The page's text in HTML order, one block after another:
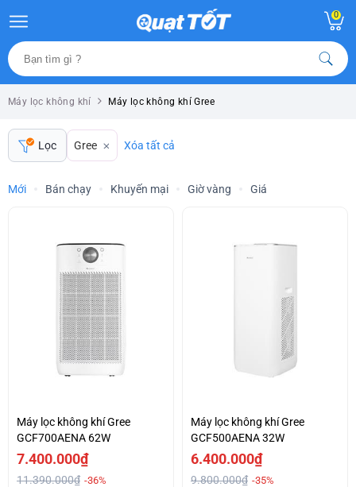
0
Máy lọc không khí Máy lọc không khí Gree
Lọc Gree Xóa tất cả
Mới Bán chạy Khuyến mại Giờ vàng Giá
Máy lọc không khí Gree
GCF700AENA 62W
7.400.000₫
11.390.000₫ -36%
Máy lọc không khí Gree
GCF500AENA 32W
6.400.000₫
9.800.000₫ -35%